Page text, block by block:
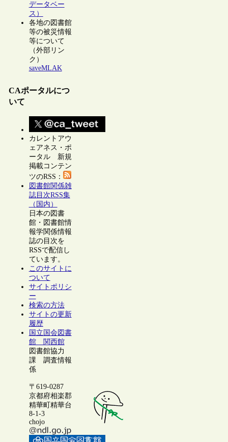
データベー
ス）
各地の図書館
等の被災情報
等について
（外部リン
ク）
saveMLAK
CAポータルにつ
いて
カレントアウ
ェアネス・ポ
ータル 新規
掲載コンテン
ツのRSS：
図書館関係雑
誌目次RSS集
（国内）
日本の図書
館・図書館情
報学関係情報
誌の目次を
RSSで配信し
ています。
このサイトに
ついて
サイトポリシ
ー
検索の方法
サイトの更新
履歴
国立国会図書
館 関西館
図書館協力
課 調査情報
係
〒619-0287
京都府相楽郡
精華町精華台
8-1-3
chojo